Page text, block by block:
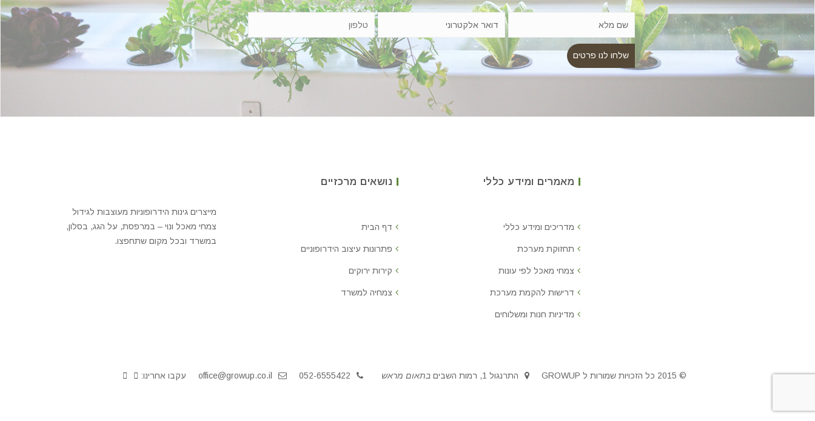
מאמרים ומידע כללי
מדריכים ומידע כללי
תחזוקת מערכת
צמחי מאכל לפי עונות
דרישות להקמת מערכת
מדיניות חנות ומשלוחים
נושאים מרכזיים
דף הבית
פתרונות עיצוב הידרופוניים
קירות ירוקים
צמחיה למשרד
מייצרים גינות הידרופוניות מעוצבות לגידול
צמחי מאכל ונוי – במרפסת, על הגג, בסלון,
במשרד ובכל מקום שתחפצו.
© 2015 כל הזכויות שמורות ל GROWUP התרנגול 1, רמות השבים בתאום מראש 052-6555422
office@growup.co.il עקבו אחרינו: